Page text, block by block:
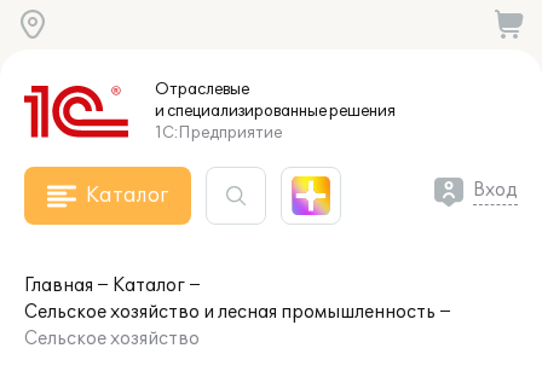
Отраслевые
и специализированныерешения
1С:Предприятие
Каталог Вход
Главная
Каталог
Сельское хозяйство и лесная промышленность
Сельское хозяйство